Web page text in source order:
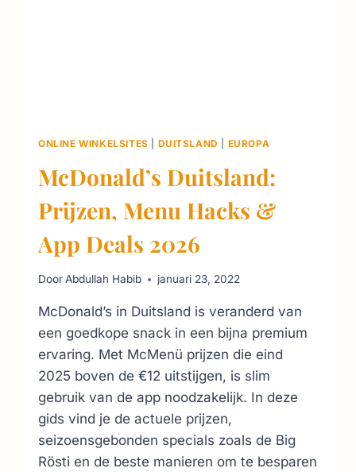
ONLINE WINKELSITES DUITSLAND EUROPA
McDonald’s Duitsland:
Prijzen, Menu Hacks &
App Deals 2026
DoorAbdullah Habib januari 23, 2022
McDonald’s in Duitsland is veranderd van
een goedkope snack in een bijna premium
ervaring. Met McMenü prijzen die eind
2025 boven de €12 uitstijgen, is slim
gebruik van de app noodzakelijk. In deze
gids vind je de actuele prijzen,
seizoensgebonden specials zoals de Big
Rösti en de beste manieren om te besparen